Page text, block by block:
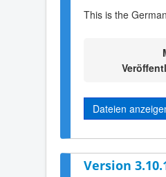
This is the
Dateien
Version